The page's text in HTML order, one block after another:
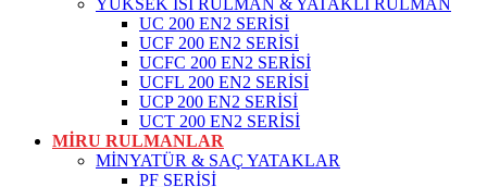
YÜKSEK ISI RULMAN & YATAKLI RULMAN
UC 200 EN2 SERİSİ
UCF 200 EN2 SERİSİ
UCFC 200 EN2 SERİSİ
UCFL 200 EN2 SERİSİ
UCP 200 EN2 SERİSİ
UCT 200 EN2 SERİSİ
MİRU RULMANLAR
MİNYATÜR & SAÇ YATAKLAR
PF SERİSİ